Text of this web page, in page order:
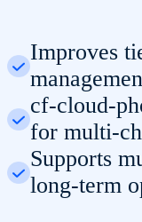
Improves
cf-cloud-
for multi-
Supports
long-term